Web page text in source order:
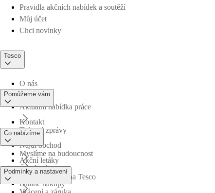
Pravidla akčních nabídek a soutěží
Můj účet
Chci novinky
Tesco
O nás
Aktuální nabídka práce
Tiskové zprávy
Myslíme na budoucnost
Obchodní skupina Tesco
Pomůžeme vám
Kontakt
Najdi obchod
Časté otázky
Co nabízíme
Akční letáky
Online nákupy
Podmínky a nastavení